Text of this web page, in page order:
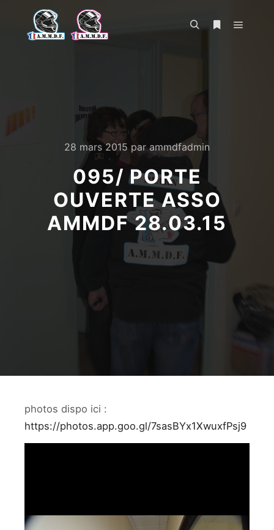
28 mars 2015 parammdfadmin
095/ PORTE
OUVERTE ASSO
AMMDF 28.03.15
photos dispo ici :
https://photos.app.goo.gl/7sasBYx1XwuxfPsj9